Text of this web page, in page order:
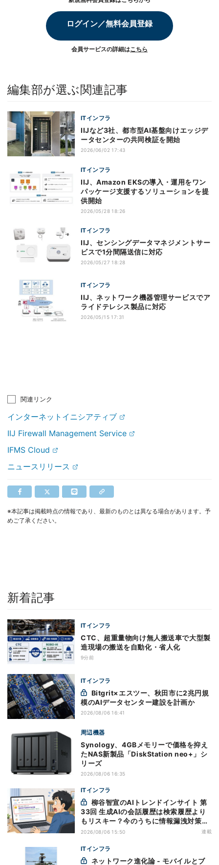
ログイン／無料会員登録
会員サービスの詳細はこちら
編集部が選ぶ関連記事
ITインフラ
IIJなど3社、都市型AI基盤向けエッジデ
ータセンターの共同検証を開始
2026/06/02 17:43
ITインフラ
IIJ、Amazon EKSの導入・運用をワン
パッケージ支援するソリューションを提
供開始
2026/05/28 18:26
ITインフラ
IIJ、センシングデータマネジメントサー
ビスで1分間隔送信に対応
2026/05/27 18:28
ITインフラ
IIJ、ネットワーク機器管理サービスでア
ライドテレシス製品に対応
2026/05/15 17:31
関連リンク
インターネットイニシアティブ
IIJ Firewall Management Service
IFMS Cloud
ニュースリリース
※本記事は掲載時点の情報であり、最新のものとは異なる場合があります。予
めご了承ください。
新着記事
ITインフラ
CTC、超重量物向け無人搬送車で大型製
造現場の搬送を自動化・省人化
9分前
ITインフラ
模のAIデータセンター建設を計画か
2026/08/06 16:41
周辺機器
Synology、4GBメモリーで価格を抑え
たNAS新製品「DiskStation neo+」シ
リーズ
2026/08/06 16:35
ITインフラ
33回 生成AIの会話履歴は検索履歴より
もリスキー？今のうちに情報漏洩対策を
万全にしておこう
2026/08/06 15:50 連載
ITインフラ